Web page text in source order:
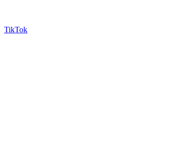
TikTok